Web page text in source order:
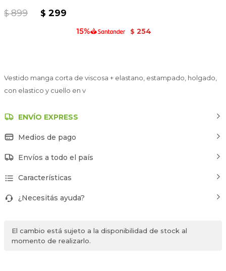
$ 899 $ 299
$ 254
Vestido manga corta de viscosa + elastano, estampado, holgado,
con elastico y cuello en v
ENVÍO EXPRESS
Medios de pago
Envíos a todo el país
Características
¿Necesitás ayuda?
El cambio está sujeto a la disponibilidad de stock al
momento de realizarlo.